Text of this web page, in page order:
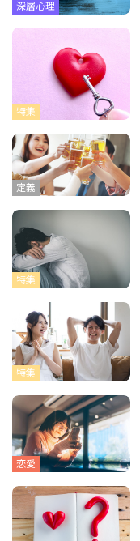
深層心理
特集
定義
特集
特集
恋愛